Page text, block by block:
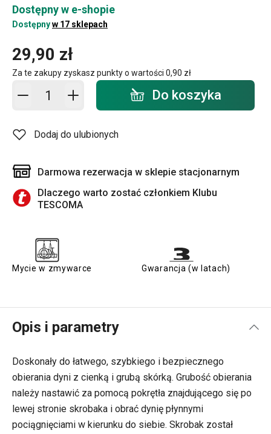
Dostępny w e-shopie
Dostępnyw 17 sklepach
29,90 zł
Za te zakupy zyskasz punkty o wartości 0,90 zł
Dodaj do koszyka - ilość Do koszyka
Dodaj do ulubionych
Darmowa rezerwacja w sklepie stacjonarnym
Dlaczego warto zostać członkiem Klubu
TESCOMA
Mycie w zmywarce Gwarancja (w latach)
Opis i parametry
Doskonały do łatwego, szybkiego i bezpiecznego
obierania dyni z cienką i grubą skórką. Grubość obierania
należy nastawić za pomocą pokrętła znajdującego się po
lewej stronie skrobaka i obrać dynię płynnymi
pociągnięciami w kierunku do siebie. Skrobak został